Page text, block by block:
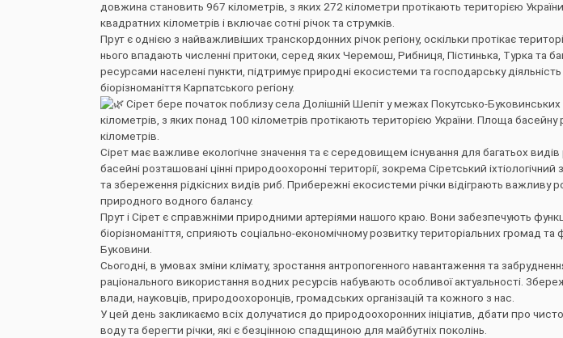
довжина становить 967 кілометрів, з яких 272 кілометри протікають територією
квадратних кілометрів і включає сотні річок та струмків.
Прут є однією з найважливіших транскордонних річок регіону, оскільки протікає
нього впадають численні притоки, серед яких Черемош, Рибниця, Пістинька, Турка та
ресурсами населені пункти, підтримує природні екосистеми та господарську
біорізноманіття Карпатського регіону.
Сірет бере початок поблизу села Долішній Шепіт у межах Покутсько-
кілометрів, з яких понад 100 кілометрів протікають територією України. Площа
кілометрів.
Сірет має важливе екологічне значення та є середовищем існування для багатьох видів
басейні розташовані цінні природоохоронні території, зокрема Сіретський
та збереження рідкісних видів риб. Прибережні екосистеми річки відіграють важливу
природного водного балансу.
Прут і Сірет є справжніми природними артеріями нашого краю. Вони забезпечують
біорізноманіття, сприяють соціально-економічному розвитку територіальних громад
Буковини.
Сьогодні, в умовах зміни клімату, зростання антропогенного навантаження та
раціонального використання водних ресурсів набувають особливої актуальності.
влади, науковців, природоохоронців, громадських організацій та кожного з нас.
У цей день закликаємо всіх долучатися до природоохоронних ініціатив, дбати про
воду та берегти річки, які є безцінною спадщиною для майбутніх поколінь.